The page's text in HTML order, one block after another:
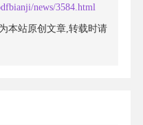
news/3584.html
本站原创文章,转载时请